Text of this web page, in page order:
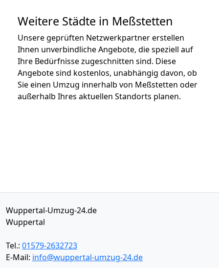
Weitere Städte in Meßstetten
Unsere geprüften Netzwerkpartner erstellen
Ihnen unverbindliche Angebote, die speziell auf
Ihre Bedürfnisse zugeschnitten sind. Diese
Angebote sind kostenlos, unabhängig davon, ob
Sie einen Umzug innerhalb von Meßstetten oder
außerhalb Ihres aktuellen Standorts planen.
Wuppertal-Umzug-24.de
Wuppertal
Tel.: 01579-2632723
E-Mail: info@wuppertal-umzug-24.de